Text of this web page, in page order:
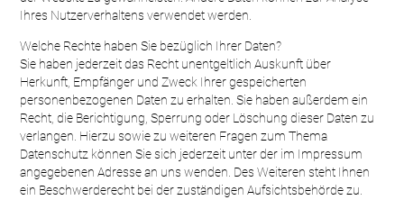
Ihres Nutzerverhaltens verwendet werden.
Welche Rechte haben Sie bezüglich Ihrer Daten?
Sie haben jederzeit das Recht unentgeltlich Auskunft über
Herkunft, Empfänger und Zweck Ihrer gespeicherten
personenbezogenen Daten zu erhalten. Sie haben außerdem ein
Recht, die Berichtigung, Sperrung oder Löschung dieser Daten zu
verlangen. Hierzu sowie zu weiteren Fragen zum Thema
Datenschutz können Sie sich jederzeit unter der im Impressum
angegebenen Adresse an uns wenden. Des Weiteren steht Ihnen
ein Beschwerderecht bei der zuständigen Aufsichtsbehörde zu.